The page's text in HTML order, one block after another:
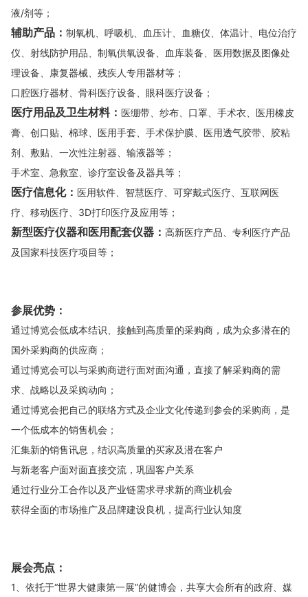
液/剂等；
辅助产品： 制氧机、呼吸机、血压计、血糖仪、体温计、电位治疗
仪、射线防护用品、制氧供氧设备、血库装备、医用数据及图像处
理设备、康复器械、残疾人专用器材等；
口腔医疗器材、骨科医疗设备、眼科医疗设备；
医疗用品及卫生材料： 医绷带、纱布、口罩、手术衣、医用橡皮
膏、创口贴、棉球、医用手套、手术保护膜、医用透气胶带、胶粘
剂、敷贴、一次性注射器、输液器等；
手术室、急救室、诊疗室设备及器具等；
医疗信息化： 医用软件、智慧医疗、可穿戴式医疗、互联网医
疗、移动医疗、3D打印医疗及应用等；
新型医疗仪器和医用配套仪器： 高新医疗产品、专利医疗产品
及国家科技医疗项目等；
参展优势：
通过博览会低成本结识、接触到高质量的采购商，成为众多潜在的
国外采购商的供应商；
通过博览会可以与采购商进行面对面沟通，直接了解采购商的需
求、战略以及采购动向；
通过博览会把自己的联络方式及企业文化传递到参会的采购商，是
一个低成本的销售机会；
汇集新的销售讯息，结识高质量的买家及潜在客户
与新老客户面对面直接交流，巩固客户关系
通过行业分工合作以及产业链需求寻求新的商业机会
获得全面的市场推广及品牌建设良机，提高行业认知度
展会亮点：
1、依托于“世界大健康第一展”的健博会，共享大会所有的政府、媒